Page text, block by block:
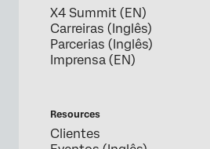
X4 Summit (EN)
Carreiras (Inglês)
Parcerias (Inglês)
Imprensa (EN)
Resources
Clientes